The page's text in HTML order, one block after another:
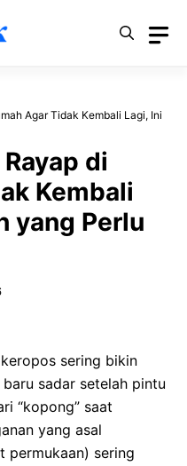
Agar Tidak Kembali Lagi, Ini
di
Kembali
yang Perlu
sering bikin
sadar setelah pintu
“kopong” saat
yang asal
permukaan) sering